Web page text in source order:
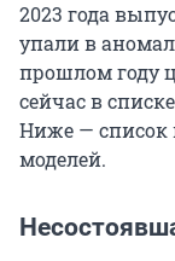
2023 года
упали в
прошлом году
сейчас в
Ниже — список
моделей.